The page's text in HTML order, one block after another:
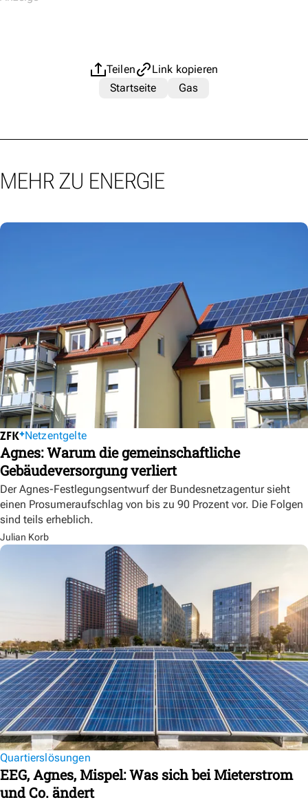
Teilen
Link kopieren
Startseite
Gas
MEHR ZU ENERGIE
Netzentgelte
Agnes: Warum die gemeinschaftliche
Gebäudeversorgung verliert
Der Agnes-Festlegungsentwurf der Bundesnetzagentur sieht
einen Prosumeraufschlag von bis zu 90 Prozent vor. Die Folgen
sind teils erheblich.
Julian Korb
Quartierslösungen
EEG, Agnes, Mispel: Was sich bei Mieterstrom
und Co. ändert